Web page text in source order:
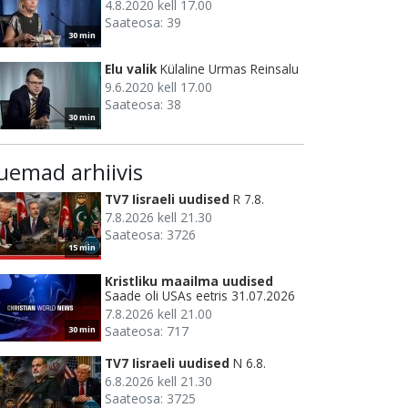
30 min
4.8.2020 kell 17.00
Saateosa: 39
30 min
Elu valik Külaline Urmas Reinsalu
9.6.2020 kell 17.00
Saateosa: 38
arhiivis
15 min
TV7 Iisraeli uudised R 7.8.
7.8.2026 kell 21.30
Saateosa: 3726
30 min
Kristliku maailma uudised
Saade oli USAs eetris 31.07.2026
7.8.2026 kell 21.00
Saateosa: 717
TV7 Iisraeli uudised N 6.8.
6.8.2026 kell 21.30
Saateosa: 3725